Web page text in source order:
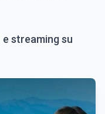
e streaming su